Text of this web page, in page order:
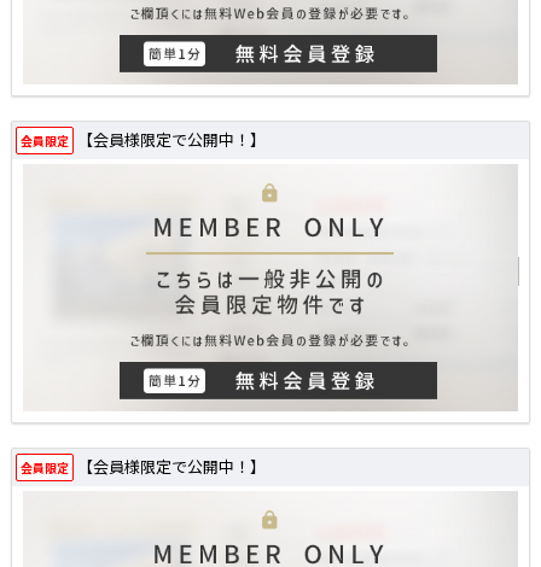
会員限定 【会員様限定で公開中！】
会員限定 【会員様限定で公開中！】